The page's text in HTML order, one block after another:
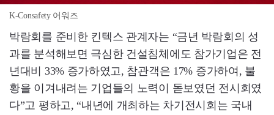
K-Consafety 어워즈
박람회를 준비한 킨텍스 관계자는 “금년 박람회의 성
과를 분석해보면 극심한 건설침체에도 참가기업은 전
년대비 33% 증가하였고, 참관객은 17% 증가하여, 불
황을 이겨내려는 기업들의 노력이 돋보였던 전시회였
다”고 평하고, “내년에 개최하는 차기전시회는 국내